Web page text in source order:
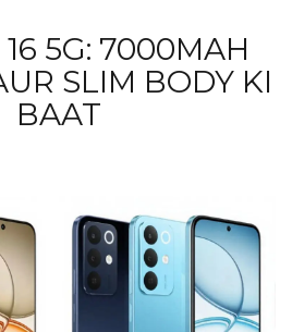
5G: 7000MAH
SLIM BODY KI
BAAT